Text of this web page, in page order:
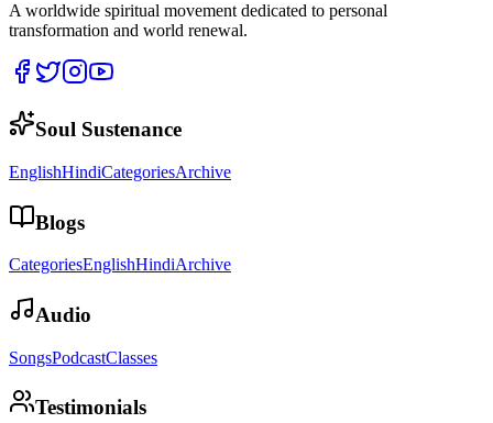
A worldwide spiritual movement dedicated to personal
transformation and world renewal.
Soul Sustenance
EnglishHindiCategoriesArchive
Blogs
CategoriesEnglishHindiArchive
Audio
SongsPodcastClasses
Testimonials